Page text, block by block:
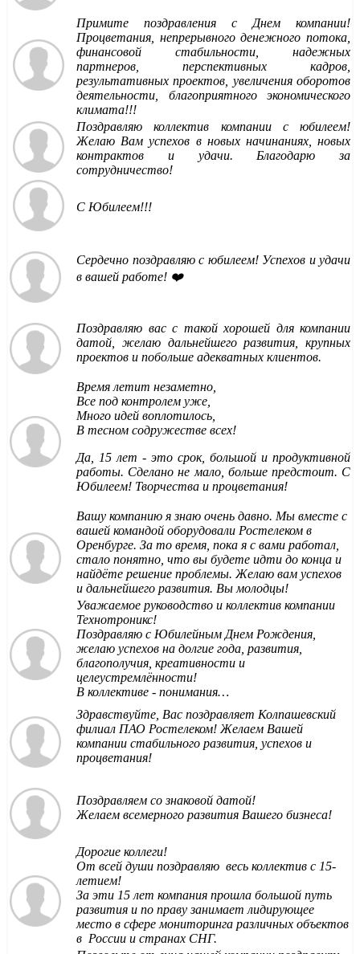
Примите поздравления с Днем компании!
Процветания, непрерывного денежного потока,
финансовой стабильности, надежных
партнеров, перспективных кадров,
результативных проектов, увеличения оборотов
деятельности, благоприятного экономического
климата!!!
Поздравляю коллектив компании с юбилеем!
Желаю Вам успехов в новых начинаниях, новых
контрактов и удачи. Благодарю за
сотрудничество!
С Юбилеем!!!
Сердечно поздравляю с юбилеем! Успехов и удачи
в вашей работе! ❤️
Поздравляю вас с такой хорошей для компании
датой, желаю дальнейшего развития, крупных
проектов и побольше адекватных клиентов.
Время летит незаметно,
Все под контролем уже,
Много идей воплотилось,
В тесном содружестве всех!
Да, 15 лет - это срок, большой и продуктивной
работы. Сделано не мало, больше предстоит. С
Юбилеем! Творчества и процветания!
Вашу компанию я знаю очень давно. Мы вместе с
вашей командой оборудовали Ростелеком в
Оренбурге. За то время, пока я с вами работал,
стало понятно, что вы будете идти до конца и
найдёте решение проблемы. Желаю вам успехов
и дальнейшего развития. Вы молодцы!
Уважаемое руководство и коллектив компании
Технотроникс!
Поздравляю с Юбилейным Днем Рождения,
желаю успехов на долгие года, развития,
благополучия, креативности и
целеустремлённости!
В коллективе - понимания…
Здравствуйте, Вас поздравляет Колпашевский
филиал ПАО Ростелеком! Желаем Вашей
компании стабильного развития, успехов и
процветания!
Поздравляем со знаковой датой!
Желаем всемерного развития Вашего бизнеса!
Дорогие коллеги!
От всей души поздравляю весь коллектив с 15-
летием!
За эти 15 лет компания прошла большой путь
развития и по праву занимает лидирующее
место в сфере мониторинга различных объектов
в России и странах СНГ.